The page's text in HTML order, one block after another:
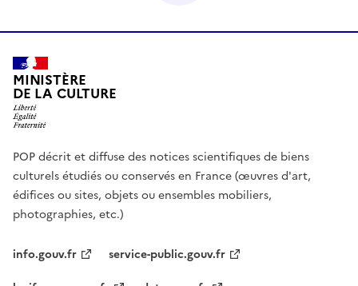
MINISTÈRE
DE LA CULTURE
POP décrit et diffuse des notices scientifiques de biens
culturels étudiés ou conservés en France (œuvres d'art,
édifices ou sites, objets ou ensembles mobiliers,
photographies, etc.)
info.gouv.fr
service-public.gouv.fr